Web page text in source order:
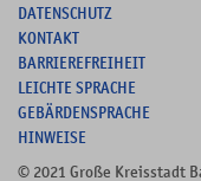
DATENSCHUTZ
KONTAKT
BARRIEREFREIHEIT
L EICHTE SPRACHE
GEBÄRDENSPRACHE
HINWEISE
© 2021 Große Kreisstadt